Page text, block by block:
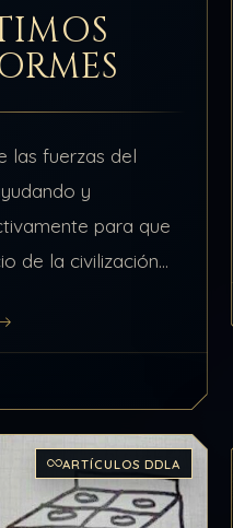
las fuerzas del
y
para que
de la civilización
y
ARTÍCULOS DDLA